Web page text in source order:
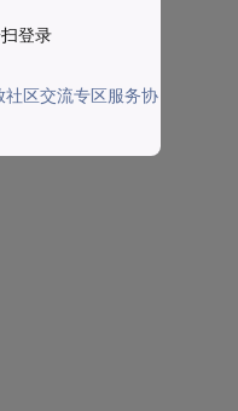
登录
社区交流专区服务协